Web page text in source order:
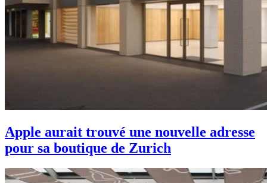
Apple aurait trouvé une nouvelle adresse
pour sa boutique de Zurich